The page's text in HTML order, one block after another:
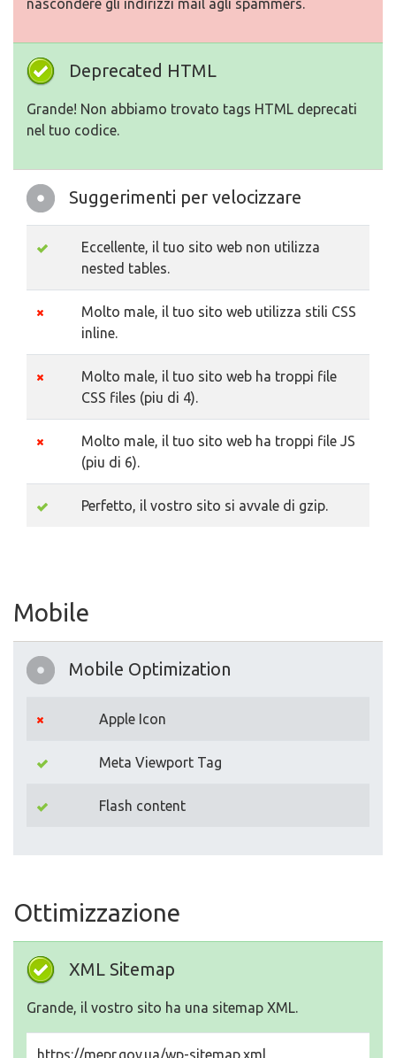
nascondere gli indirizzi mail agli spammers.
Deprecated HTML
Grande! Non abbiamo trovato tags HTML deprecati
nel tuo codice.
Suggerimenti per velocizzare
Eccellente, il tuo sito web non utilizza
nested tables.
Molto male, il tuo sito web utilizza stili CSS
inline.
Molto male, il tuo sito web ha troppi file
CSS files (piu di 4).
Molto male, il tuo sito web ha troppi file JS
(piu di 6).
Perfetto, il vostro sito si avvale di gzip.
Mobile
Mobile Optimization
Apple Icon
Meta Viewport Tag
Flash content
Ottimizzazione
XML Sitemap
Grande, il vostro sito ha una sitemap XML.
https://mepr.gov.ua/wp-sitemap.xml